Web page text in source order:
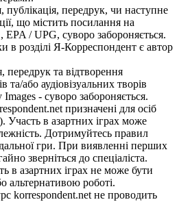
публікація, передрук, чи наступне
що містить посилання на
EPA / UPG, суворо забороняється.
в розділі Я-Корреспондент є автор
передрук та відтворення
та/або аудіовізуальних творів
- суворо забороняється.
призначені для осіб
Участь в азартних іграх може
Дотримуйтесь правил
гри. При виявленні перших
зверніться до спеціаліста.
в азартних іграх не може бути
альтернативою роботі.
korrespondent.net не проводить